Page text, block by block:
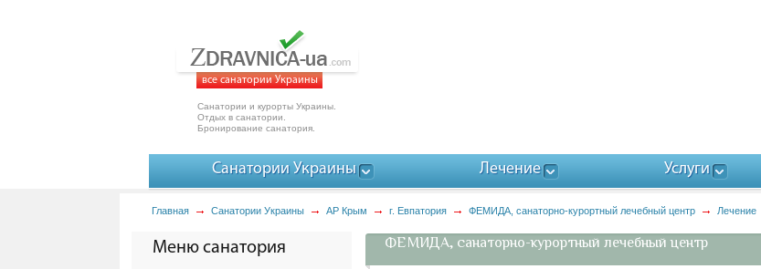
все санатории Украины
Санатории и курорты Украины.
Отдых в санатории.
Бронирование санатория.
Санатории Украины Лечение Услуги
Главная Санатории Украины АР Крым г. Евпатория ФЕМИДА, санаторно-курортный лечебный центр Лечение
ФЕМИДА, санаторно-курортный лечебный центр
Меню санатория